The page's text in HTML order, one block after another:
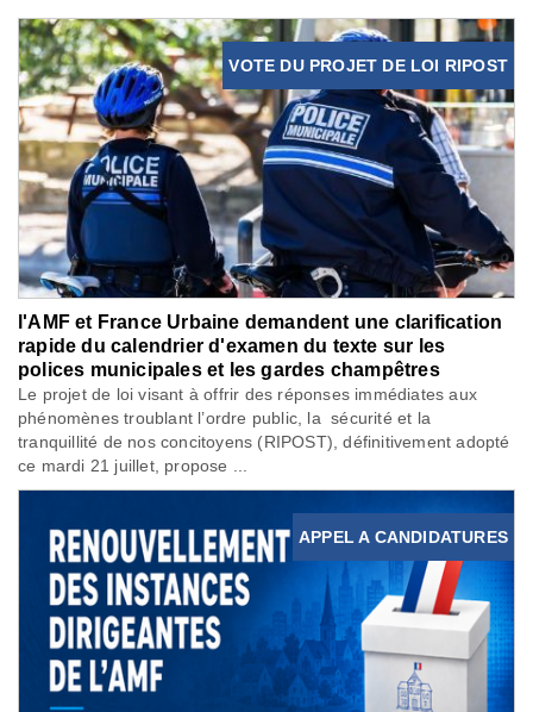
VOTE DU PROJET DE LOI RIPOST
l'AMF et France Urbaine demandent une clarification
rapide du calendrier d'examen du texte sur les
polices municipales et les gardes champêtres
Le projet de loi visant à offrir des réponses immédiates aux
phénomènes troublant l’ordre public, la sécurité et la
tranquillité de nos concitoyens (RIPOST), définitivement adopté
ce mardi 21 juillet, propose ...
APPEL A CANDIDATURES